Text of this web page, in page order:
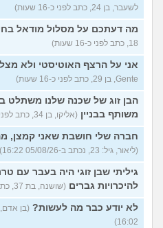
עוד שאלות
לשעבר, בן 24, כתב לפני כ-16 שעות)
מה דעתכם על מסלול מודאל
18, כתב לפני כ-16 שעות)
אני על הרצף האוטיסטי ולא
Gente, בן 29, כתב לפני כ-16 שעות)
הבן זוג של שכנה שלנו משתלט
משותף בבניין (אליקו, בן 34, כתב לפני כ-16 שעות)
חברה שלי חושבת שאני קמצן,
(ליאור, גיל: 23, נכתב ב-05/08/26 16:22)
גיליתי שבן זוגי היה בעבר עם
להיכרויות גברים (שושנה, בת 37, כתבה ב-05/08/26 16:13)
לא יודע כבר מה לעשות?
16:02)